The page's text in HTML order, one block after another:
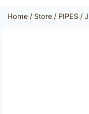
Home / Store / PIPES /